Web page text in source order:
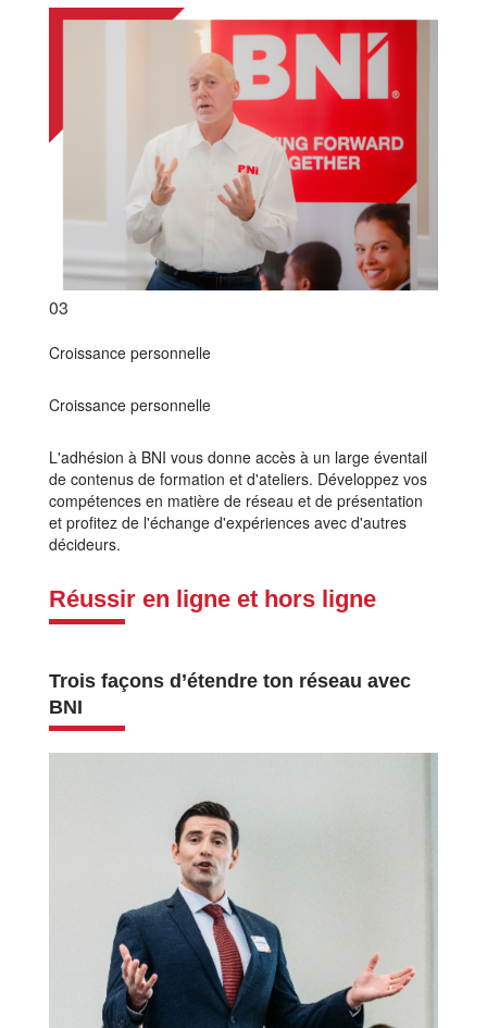
03
Croissance personnelle
Croissance personnelle
L'adhésion à BNI vous donne accès à un large éventail
de contenus de formation et d'ateliers. Développez vos
compétences en matière de réseau et de présentation
et profitez de l'échange d'expériences avec d'autres
décideurs.
Réussir en ligne et hors ligne
Trois façons d’étendre ton réseau avec
BNI